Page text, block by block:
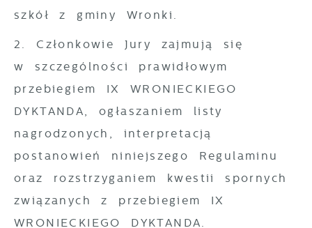
szkół z gminy Wronki.
2. Członkowie Jury zajmują się
w szczególności prawidłowym
przebiegiem IX WRONIECKIEGO
DYKTANDA, ogłaszaniem listy
nagrodzonych, interpretacją
postanowień niniejszego Regulaminu
oraz rozstrzyganiem kwestii spornych
związanych z przebiegiem IX
WRONIECKIEGO DYKTANDA.